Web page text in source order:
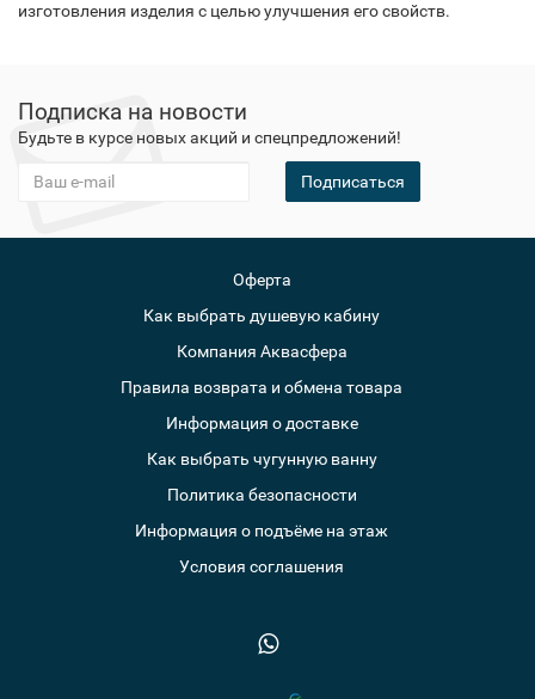
изготовления изделия с целью улучшения его свойств.
Подписка на новости
Будьте в курсе новых акций и спецпредложений!
Подписаться
Оферта
Как выбрать душевую кабину
Компания Аквасфера
Правила возврата и обмена товара
Информация о доставке
Как выбрать чугунную ванну
Политика безопасности
Информация о подъёме на этаж
Условия соглашения